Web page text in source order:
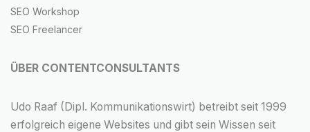
SEO Workshop
SEO Freelancer
ÜBER CONTENTCONSULTANTS
Udo Raaf (Dipl. Kommunikationswirt) betreibt seit 1999
erfolgreich eigene Websites und gibt sein Wissen seit